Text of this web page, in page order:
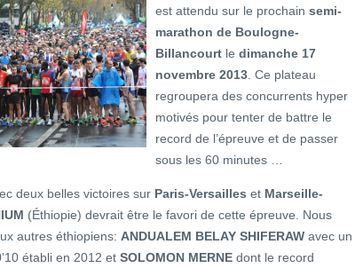
est attendu sur le prochain semi-
marathon de Boulogne-
Billancourt le dimanche 17
novembre 2013 . Ce plateau
regroupera des concurrents hyper
motivés pour tenter de battre le
record de l’épreuve et de passer
sous les 60 minutes …
deux belles victoires sur Paris-Versailles et Marseille-
(Éthiopie) devrait être le favori de cette épreuve. Nous
autres éthiopiens: ANDUALEM BELAY SHIFERAW avec un
établi en 2012 et SOLOMON MERNE dont le record